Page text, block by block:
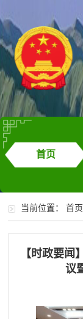
首页
当前位置：首页
【时政要闻
议